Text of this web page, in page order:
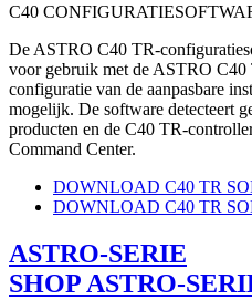
C40
De ASTRO C40 TR-
voor gebruik met de ASTRO
configuratie van de aanpasbare
mogelijk. De software detecteert
producten en de C40 TR-
Command Center.
DOWNLOAD C40 TR
DOWNLOAD C40 TR
ASTRO-SERIE
SHOP ASTRO-